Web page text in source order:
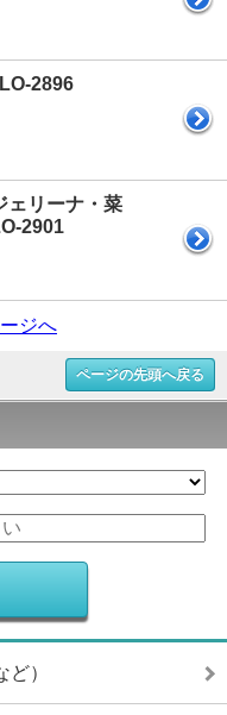
2896
ェリーナ・菜
2901
ジへ
ページの先頭へ戻る
）